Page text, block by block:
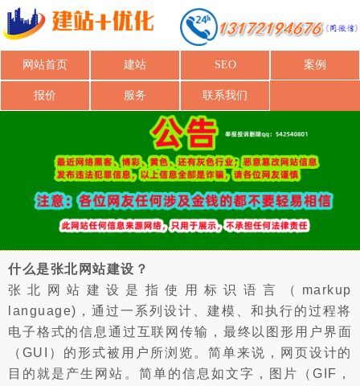
网站首页 建站 SEO 案例
报价 服务 联系我们
什么是张北网站建设？
张北网站建设是指使用标识语言（markup
language)，通过一系列设计、建模、和执行的过程将
电子格式的信息通过互联网传输，最终以图形用户界面
（GUI）的形式被用户所浏览。简单来说，网页设计的
目的就是产生网站。简单的信息如文字，图片（GIF，